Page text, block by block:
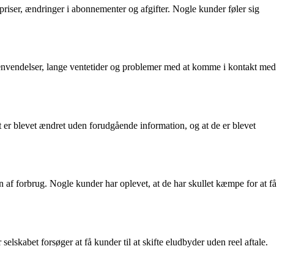
ændringer i abonnementer og afgifter. Nogle kunder føler sig
lange ventetider og problemer med at komme i kontakt med
blevet ændret uden forudgående information, og at de er blevet
forbrug. Nogle kunder har oplevet, at de har skullet kæmpe for at få
forsøger at få kunder til at skifte eludbyder uden reel aftale.